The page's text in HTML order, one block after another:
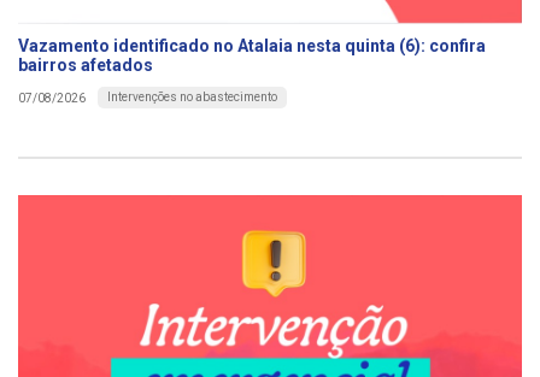
Vazamento identificado no Atalaia nesta quinta (6): confira
bairros afetados
07/08/2026 Intervenções no abastecimento